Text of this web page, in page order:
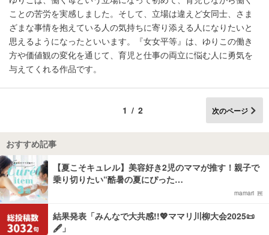
ことの苦労を実感しました。そして、立場は違えど女同士、さま
ざまな事情を抱えている人の気持ちに寄り添える人になりたいと
思えるようになったといいます。『女女平等』は、ゆりこの働き
方や価値観の変化を通じて、育児と仕事の両立に悩む人に勇気を
与えてくれる作品です。
1/2 次のページ
おすすめ記事
【夏こそキュレル】美容好き2児のママが推す！親子で
乗り切りたい“酷暑の夏にぴった…
mamari
結果発表「みんなで大共感!!💖ママリ川柳大会2025📜
🖋️」